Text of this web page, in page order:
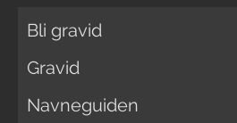
Bli gravid
Gravid
Navneguiden